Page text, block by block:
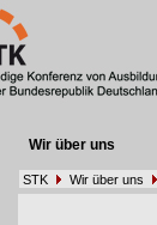
Wir über uns
STK Wir über uns